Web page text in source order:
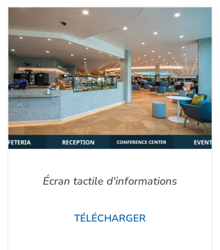
Écran tactile d'informations
TÉLÉCHARGER